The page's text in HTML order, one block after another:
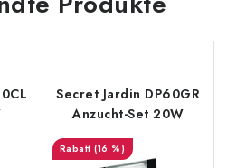
Secret Jardin DP60GR
Anzucht-Set 20W
(16 %)